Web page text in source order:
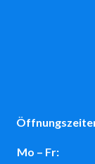
Mo – Fr: